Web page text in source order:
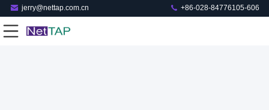
jerry@nettap.com.cn +86-028-84776105-606